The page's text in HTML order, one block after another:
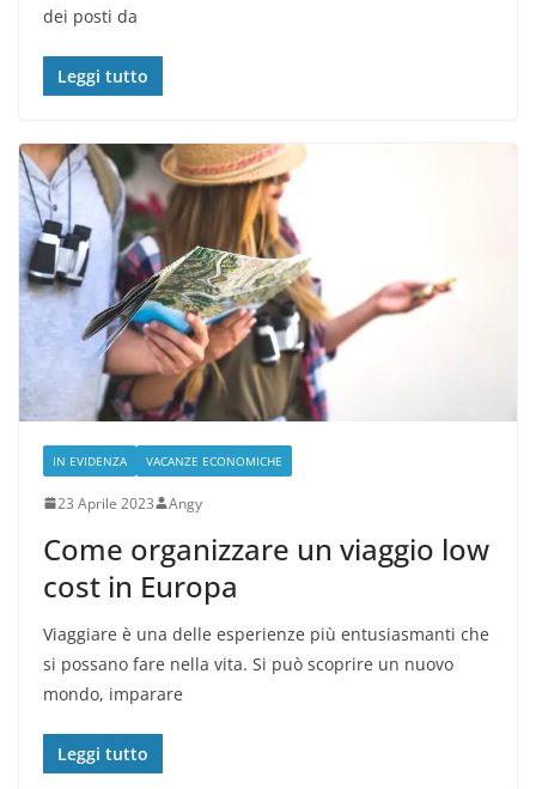
dei posti da
Leggi tutto
IN EVIDENZA VACANZE ECONOMICHE
23 Aprile 2023 Angy
Come organizzare un viaggio low
cost in Europa
Viaggiare è una delle esperienze più entusiasmanti che
si possano fare nella vita. Si può scoprire un nuovo
mondo, imparare
Leggi tutto